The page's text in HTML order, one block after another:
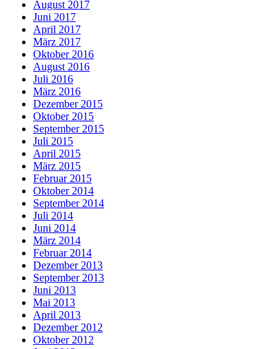
August 2017
Juni 2017
April 2017
März 2017
Oktober 2016
August 2016
Juli 2016
März 2016
Dezember 2015
Oktober 2015
September 2015
Juli 2015
April 2015
März 2015
Februar 2015
Oktober 2014
September 2014
Juli 2014
Juni 2014
März 2014
Februar 2014
Dezember 2013
September 2013
Juni 2013
Mai 2013
April 2013
Dezember 2012
Oktober 2012